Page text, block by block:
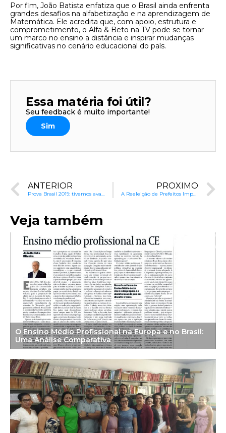
Por fim, João Batista enfatiza que o Brasil ainda enfrenta
grandes desafios na alfabetização e na aprendizagem de
Matemática. Ele acredita que, com apoio, estrutura e
comprometimento, o Alfa & Beto na TV pode se tornar
um marco no ensino a distância e inspirar mudanças
significativas no cenário educacional do país.
Essa matéria foi útil?
Seu feedback é muito importante!
Sim
ANTERIOR PRÓXIMO
Veja também
O Ensino Médio Profissional na Europa e no Brasil:
Uma Análise Comparativa